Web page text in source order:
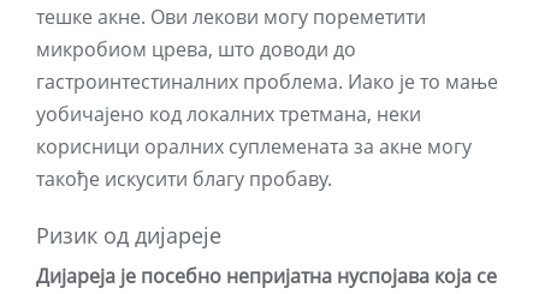
тешке акне. Ови лекови могу пореметити
микробиом црева, што доводи до
гастроинтестиналних проблема. Иако је то мање
уобичајено код локалних третмана, неки
корисници оралних суплемената за акне могу
такође искусити благу пробаву.
Ризик од дијареје
Дијареја је посебно непријатна нуспојава која се